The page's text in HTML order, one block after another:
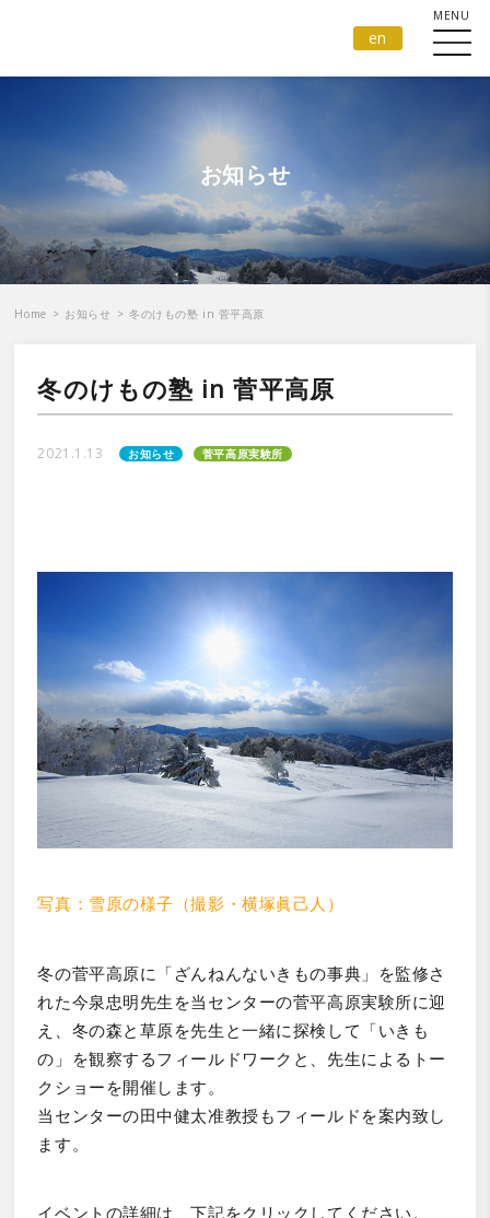
en
お知らせ
Home > お知らせ > 冬のけもの塾 in 菅平高原
冬のけもの塾 in 菅平高原
2021.1.13 お知らせ 菅平高原実験所
写真：雪原の様子（撮影・横塚眞己人）
冬の菅平高原に「ざんねんないきもの事典」を監修さ
れた今泉忠明先生を当センターの菅平高原実験所に迎
え、冬の森と草原を先生と一緒に探検して「いきも
の」を観察するフィールドワークと、先生によるトー
クショーを開催します。
当センターの田中健太准教授もフィールドを案内致し
ます。
イベントの詳細は、下記をクリックしてください。